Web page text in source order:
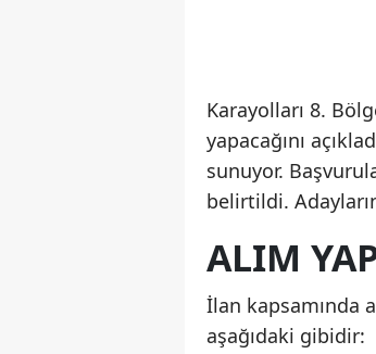
Karayolları 8.
yapacağını
sunuyor.
belirtildi.
ALIM
İlan kapsamında
aşağıdaki gibidir: